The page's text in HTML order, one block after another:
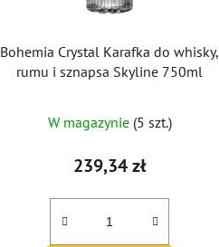
Bohemia Crystal Karafka do whisky,
rumu i sznapsa Skyline 750ml
W magazynie (5 szt.)
239,34 zł